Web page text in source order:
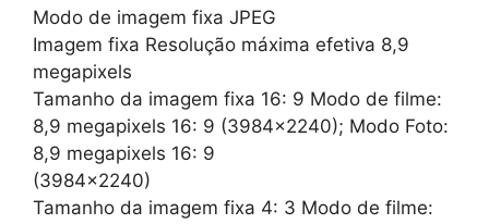
Modo de imagem fixa JPEG
Imagem fixa Resolução máxima efetiva 8,9
megapixels
Tamanho da imagem fixa 16: 9 Modo de filme:
8,9 megapixels 16: 9 (3984×2240); Modo Foto:
8,9 megapixels 16: 9
(3984×2240)
Tamanho da imagem fixa 4: 3 Modo de filme: